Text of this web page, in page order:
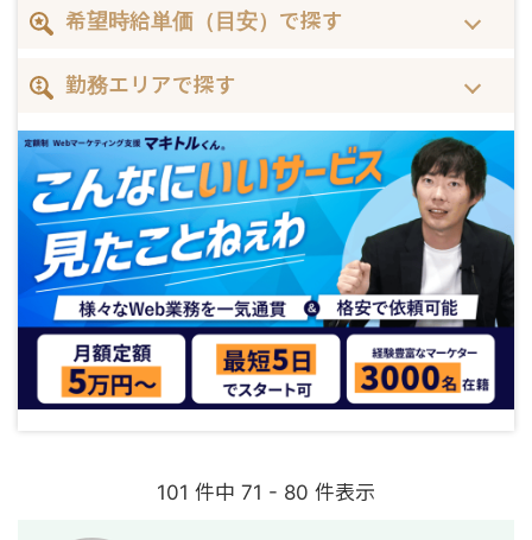
希望時給単価（目安）で探す
勤務エリアで探す
101 件中 71 - 80 件表示